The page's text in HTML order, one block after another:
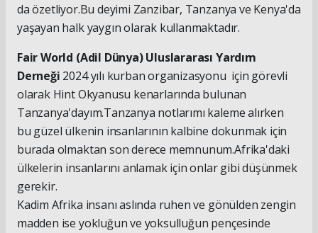
da özetliyor.Bu deyimi Zanzibar, Tanzanya ve Kenya'da
yaşayan halk yaygın olarak kullanmaktadır.
Fair World (Adil Dünya) Uluslararası Yardım
Derneği 2024 yılı kurban organizasyonu için görevli
olarak Hint Okyanusu kenarlarında bulunan
Tanzanya'dayım.Tanzanya notlarımı kaleme alırken
bu güzel ülkenin insanlarının kalbine dokunmak için
burada olmaktan son derece memnunum.Afrika'daki
ülkelerin insanlarını anlamak için onlar gibi düşünmek
gerekir.
Kadim Afrika insanı aslında ruhen ve gönülden zengin
madden ise yokluğun ve yoksulluğun pençesinde